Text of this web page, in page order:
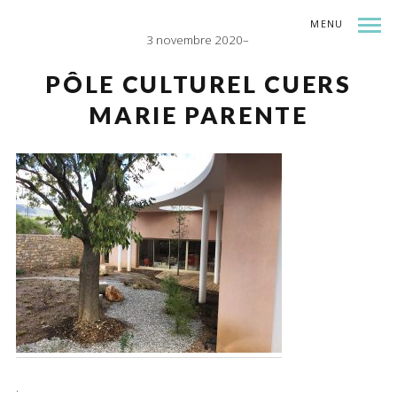
MENU
3 novembre 2020
PÔLE CULTUREL CUERS
MARIE PARENTE
.